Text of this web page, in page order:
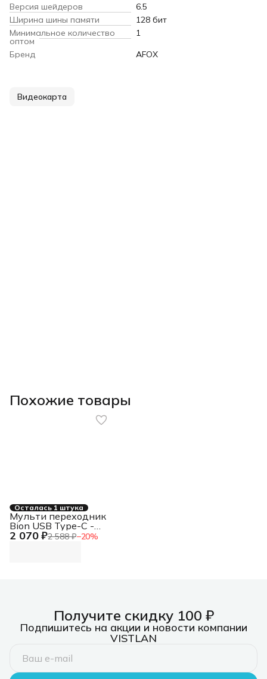
Версия шейдеров
6.5
Ширина шины памяти
128 бит
Минимальное количество
оптом
1
Бренд
AFOX
Видеокарта
Похожие товары
Осталась 1 штука
2 070 ₽2 588 ₽−20%
Мульти переходник
Bion USB Type-C -
2*USB Type-
Получите скидку 100 ₽
Подпишитесь на акции и новости компании
VISTLAN